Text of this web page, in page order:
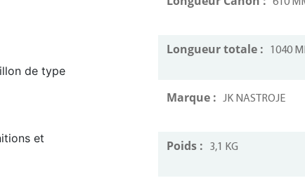
de type
et
Longueur totale : 1040
Marque : JK NASTROJE
Poids : 3,1 KG